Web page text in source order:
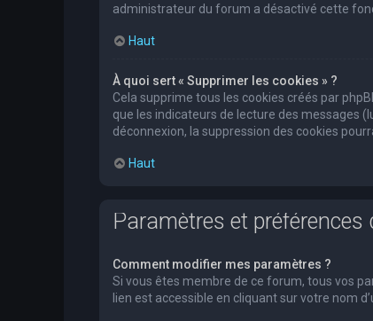
administrateur du forum a désactivé cette
Haut
À quoi sert « Supprimer les cookies » ?
Cela supprime tous les cookies créés par
que les indicateurs de lecture des messages
déconnexion, la suppression des cookies
Haut
Paramètres et préférences
Comment modifier mes paramètres ?
Si vous êtes membre de ce forum, tous vos
lien est accessible en cliquant sur votre nom